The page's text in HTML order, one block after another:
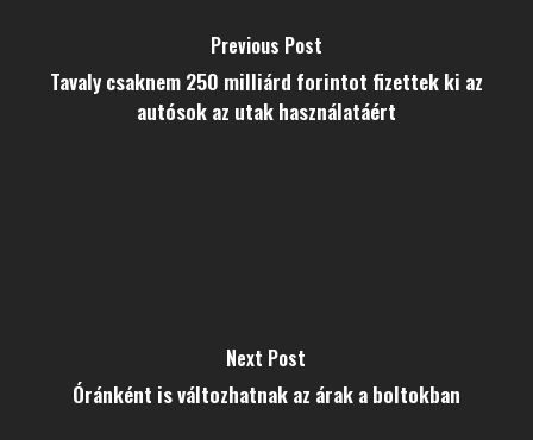
Previous Post
Tavaly csaknem 250 milliárd forintot fizettek ki az
autósok az utak használatáért
Next Post
Óránként is változhatnak az árak a boltokban